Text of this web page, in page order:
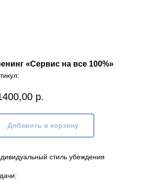
«Сервис на все 100%»
р.
Добавить в корзину
стиль убеждения